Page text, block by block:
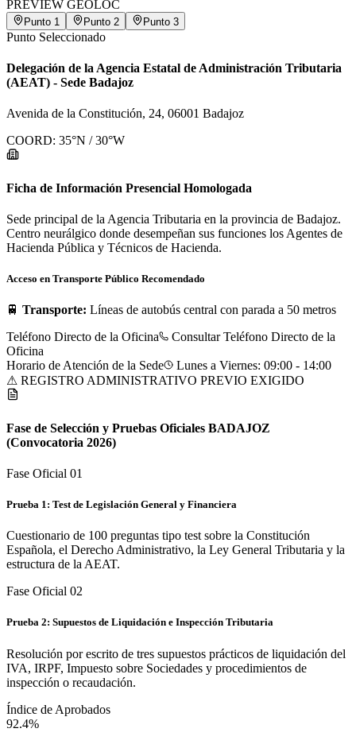
PREVIEW GEOLOC
Punto 1 Punto 2 Punto 3
Punto Seleccionado
Delegación de la Agencia Estatal de Administración Tributaria
(AEAT) - Sede Badajoz
Avenida de la Constitución, 24, 06001 Badajoz
COORD: 35°N /30°W
Ficha de Información Presencial Homologada
Sede principal de la Agencia Tributaria en la provincia de Badajoz.
Centro neurálgico donde desempeñan sus funciones los Agentes de
Hacienda Pública y Técnicos de Hacienda.
Acceso en Transporte Público Recomendado
🚆 Transporte: Líneas de autobús central con parada a 50 metros
Teléfono Directo de la Oficina
Consultar Teléfono Directo de la
Oficina
Horario de Atención de la Sede
Lunes a Viernes: 09:00 - 14:00
⚠ REGISTRO ADMINISTRATIVO PREVIO EXIGIDO
Fase de Selección y Pruebas Oficiales BADAJOZ
(Convocatoria 2026)
Fase Oficial 01
Prueba 1: Test de Legislación General y Financiera
Cuestionario de 100 preguntas tipo test sobre la Constitución
Española, el Derecho Administrativo, la Ley General Tributaria y la
estructura de la AEAT.
Fase Oficial 02
Prueba 2: Supuestos de Liquidación e Inspección Tributaria
Resolución por escrito de tres supuestos prácticos de liquidación del
IVA, IRPF, Impuesto sobre Sociedades y procedimientos de
inspección o recaudación.
Índice de Aprobados
92.4%